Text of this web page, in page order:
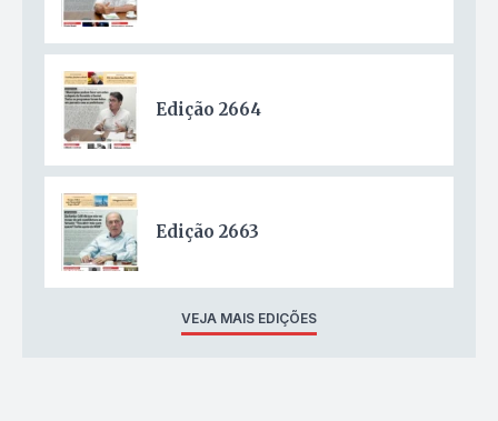
Edição 2664
Edição 2663
VEJA MAIS EDIÇÕES